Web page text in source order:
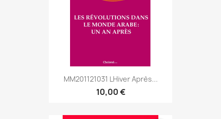
MM201121031 Lhiver Après...
10,00 €